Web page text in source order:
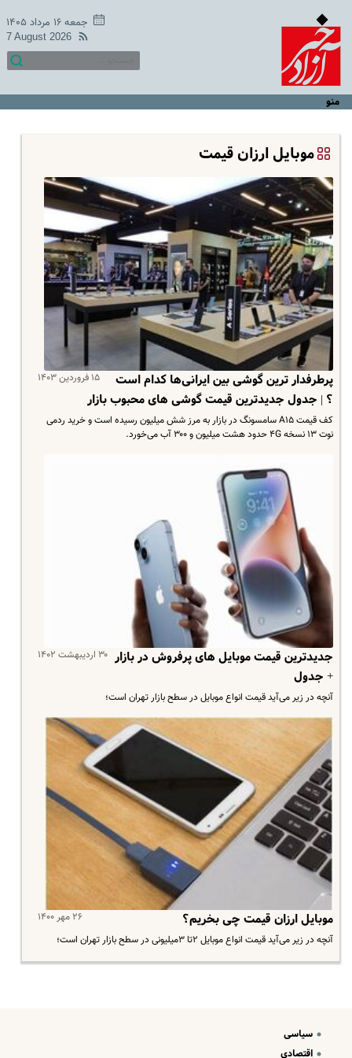
جمعه ۱۶ مرداد ۱۴۰۵
7 August 2026
منو
موبایل ارزان قیمت
۱۵ فروردین ۱۴۰۳
پرطرفدار ترین گوشی بین ایرانی‌ها کدام است
؟ | جدول جدیدترین قیمت گوشی های محبوب بازار
کف قیمت A۱۵ سامسونگ در بازار به مرز شش میلیون رسیده است و خرید ردمی
نوت ۱۳ نسخه ۴G حدود هشت میلیون و ۳۰۰ آب می‌خورد.
۳۰ اردیبهشت ۱۴۰۲ جدیدترین قیمت موبایل های پرفروش در بازار
+ جدول
آنچه در زیر می‌آید قیمت انواع موبایل‌ در سطح بازار تهران است؛
۲۶ مهر ۱۴۰۰ موبایل ارزان قیمت چی بخریم؟
آنچه در زیر می‌آید قیمت انواع موبایل ۲تا ۳میلیونی در سطح بازار تهران است؛
سیاسی
اقتصادی